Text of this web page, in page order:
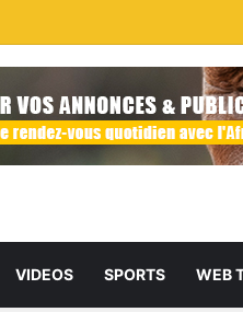
derrière Infantino, la CONMEBOL
VIDEOS SPORTS WEB